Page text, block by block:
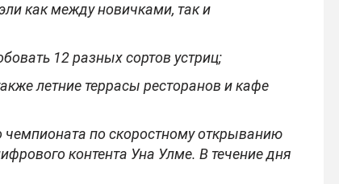
как между новичками, так и
12 разных сортов устриц;
летние террасы ресторанов и кафе
чемпионата по скоростному открыванию
контента Уна Улме. В течение дня